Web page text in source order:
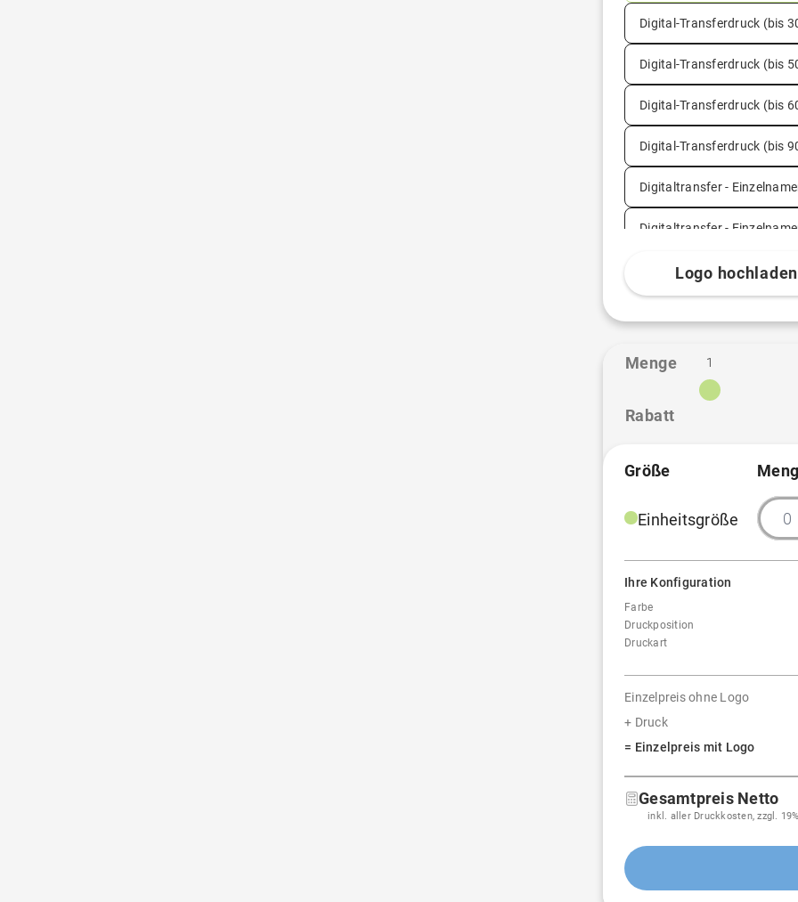
Digital-Transferdruck (bis
Digital-Transferdruck (bis
Digital-Transferdruck (bis
Digital-Transferdruck (bis
Digitaltransfer -
Digitaltransfer -
Digitaltransfer -
Transferdruck (bis 150 cm²)
Transferdruck (bis 50 cm²)
Transferdruck (bis 600 cm²)
Logo hochladen
Menge
Rabatt
1
Größe
Einheitsgröße
Ihre Konfiguration
Farbe
Druckposition
Druckart
Einzelpreis ohne Logo
+ Druck
= Einzelpreis mit Logo
Gesamtpreis Netto
inkl. aller Druckkosten, zzgl.